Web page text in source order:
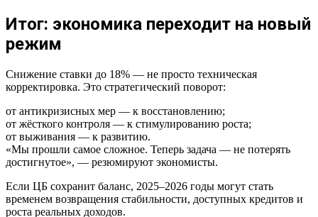
Итог: экономика переходит на новый
режим
Снижение ставки до 18% — не просто техническая
корректировка. Это стратегический поворот:
от антикризисных мер — к восстановлению;
от жёсткого контроля — к стимулированию роста;
от выживания — к развитию.
«Мы прошли самое сложное. Теперь задача — не потерять
достигнутое», — резюмируют экономисты.
Если ЦБ сохранит баланс, 2025–2026 годы могут стать
временем возвращения стабильности, доступных кредитов и
роста реальных доходов.